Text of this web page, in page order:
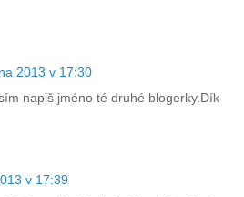
2013 v 17:30
napiš jméno té druhé blogerky.Dík
v 17:39